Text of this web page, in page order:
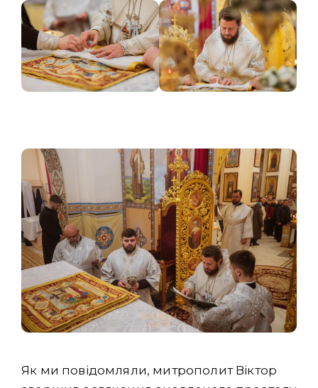
Як ми повідомляли, митрополит Віктор